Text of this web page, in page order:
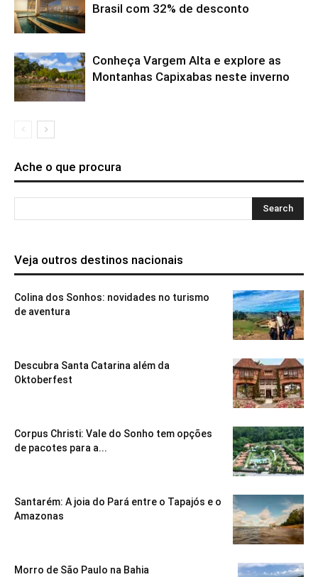
Brasil com 32% de desconto
Conheça Vargem Alta e explore as
Montanhas Capixabas neste inverno
Ache o que procura
Veja outros destinos nacionais
Colina dos Sonhos: novidades no turismo
de aventura
Descubra Santa Catarina além da
Oktoberfest
Corpus Christi: Vale do Sonho tem opções
de pacotes para a...
Santarém: A joia do Pará entre o Tapajós e o
Amazonas
Morro de São Paulo na Bahia